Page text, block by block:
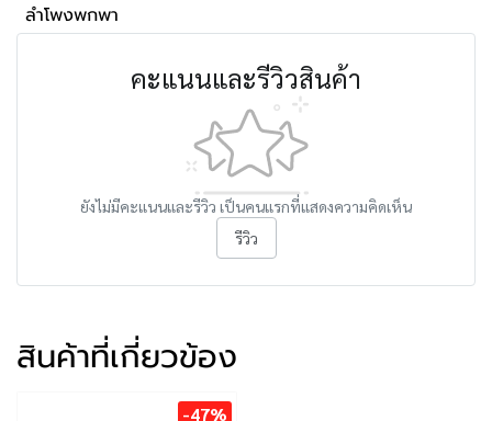
ลำโพงพกพา
คะแนนและรีวิวสินค้า
ยังไม่มีคะแนนและรีวิว เป็นคนแรกที่แสดงความคิดเห็น
รีวิว
สินค้าที่เกี่ยวข้อง
-47%